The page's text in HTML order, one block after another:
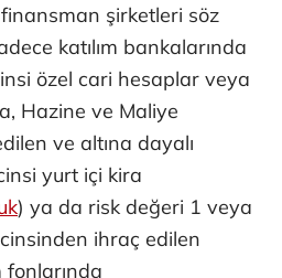
şirketleri söz
katılım bankalarında
özel cari hesaplar veya
Hazine ve Maliye
ve altına dayalı
yurt içi kira
) ya da risk değeri 1 veya
ihraç edilen
fonlarında